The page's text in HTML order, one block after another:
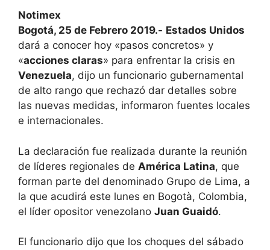
Notimex
Bogotá, 25 de Febrero 2019.- Estados Unidos
dará a conocer hoy «pasos concretos» y
«acciones claras» para enfrentar la crisis en
Venezuela, dijo un funcionario gubernamental
de alto rango que rechazó dar detalles sobre
las nuevas medidas, informaron fuentes locales
e internacionales.
La declaración fue realizada durante la reunión
de líderes regionales de América Latina, que
forman parte del denominado Grupo de Lima, a
la que acudirá este lunes en Bogotà, Colombia,
el líder opositor venezolano Juan Guaidó.
El funcionario dijo que los choques del sábado